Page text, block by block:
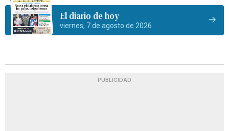
El diario de hoy
viernes, 7 de agosto de 2026
PUBLICIDAD